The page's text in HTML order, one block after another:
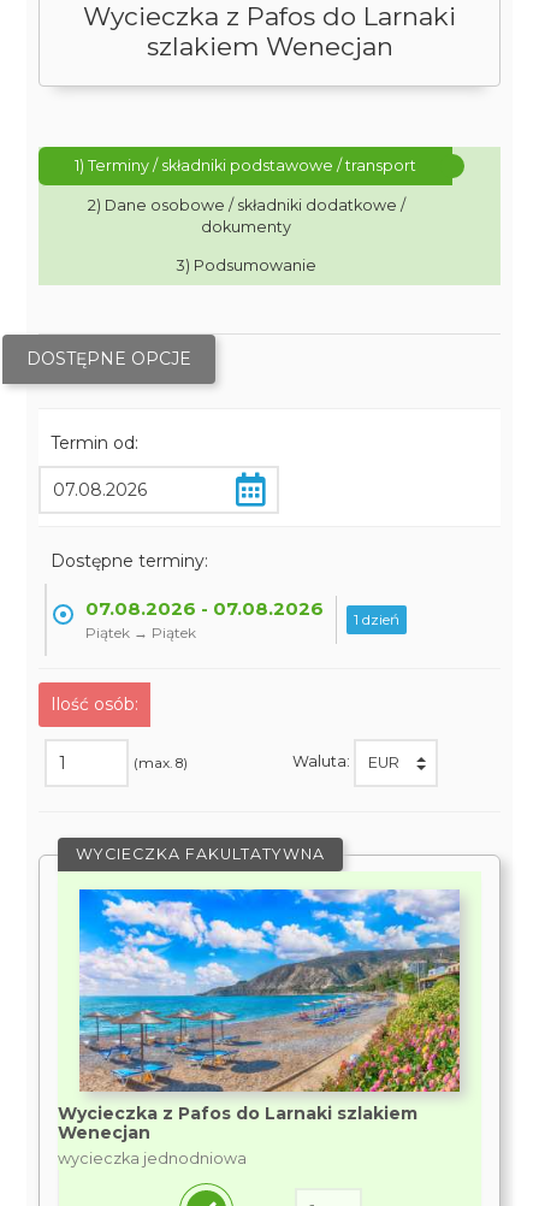
Wycieczka z Pafos do Larnaki
szlakiem Wenecjan
1) Terminy / składniki podstawowe / transport
2) Dane osobowe / składniki dodatkowe /
dokumenty
3) Podsumowanie
DOSTĘPNE OPCJE
Termin od:
Dostępne terminy:
07.08.2026 - 07.08.2026
Piątek → Piątek
1 dzień
Ilość osób:
(max. 8) Waluta:
WYCIECZKA FAKULTATYWNA
Wycieczka z Pafos do Larnaki szlakiem
Wenecjan
wycieczka jednodniowa